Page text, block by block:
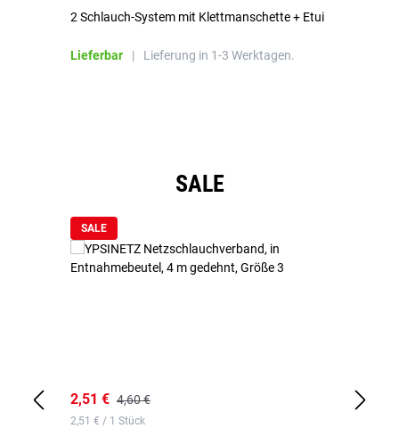
2 Schlauch-System mit Klettmanschette + Etui
Lieferbar | Lieferung in 1-3 Werktagen.
SALE
SALE
2,51 € 4,60 €
2,51 € / 1 Stück